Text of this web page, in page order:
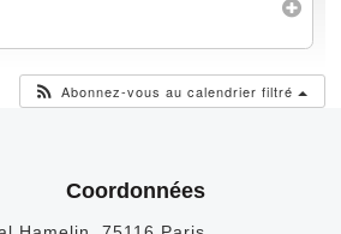
Abonnez-vous au calendrier filtré
Coordonnées